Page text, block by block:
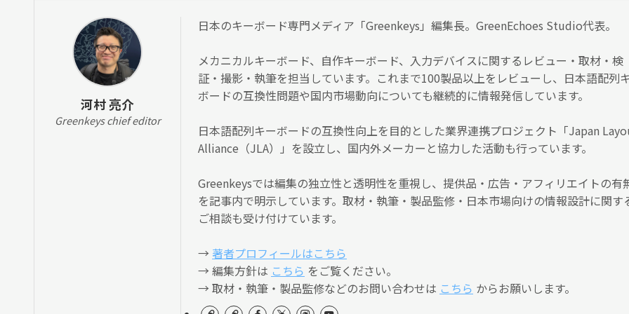
河村 亮介
Greenkeys chief editor
日本のキーボード専門メディア「Greenkeys」編集長。GreenEchoes Studio代表。
メカニカルキーボード、自作キーボード、入力デバイスに関するレビュー・取材・検
証・撮影・執筆を担当しています。これまで100製品以上をレビューし、日本語配列
ボードの互換性問題や国内市場動向についても継続的に情報発信しています。
日本語配列キーボードの互換性向上を目的とした業界連携プロジェクト「Japan
Alliance（JLA）」を設立し、国内外メーカーと協力した活動も行っています。
Greenkeysでは編集の独立性と透明性を重視し、提供品・広告・アフィリエイトの有
を記事内で明示しています。取材・執筆・製品監修・日本市場向けの情報設計に関す
ご相談も受け付けています。
→ 著者プロフィールはこちら
→ 編集方針は こちら をご覧ください。
→ 取材・執筆・製品監修などのお問い合わせは こちら からお願いします。